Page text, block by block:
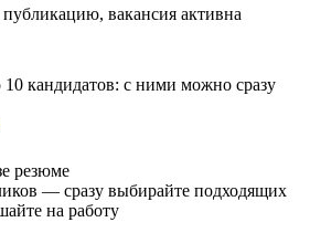
вакансия активна
кандидатов: с ними можно сразу
резюме
— сразу выбирайте подходящих
на работу